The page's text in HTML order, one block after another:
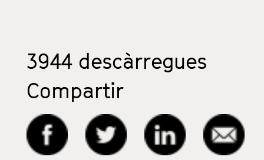
3944 descàrregues
Compartir